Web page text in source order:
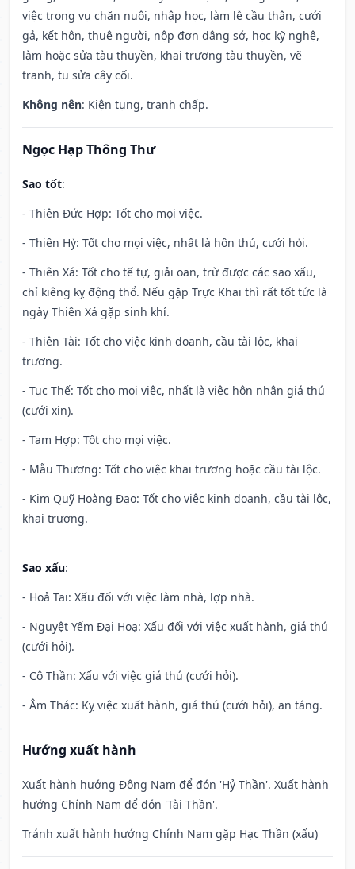
việc trong vụ chăn nuôi, nhập học, làm lễ cầu thân, cưới
gả, kết hôn, thuê người, nộp đơn dâng sớ, học kỹ nghệ,
làm hoặc sửa tàu thuyền, khai trương tàu thuyền, vẽ
tranh, tu sửa cây cối.
Không nên: Kiện tụng, tranh chấp.
Ngọc Hạp Thông Thư
Sao tốt:
- Thiên Đức Hợp: Tốt cho mọi việc.
- Thiên Hỷ: Tốt cho mọi việc, nhất là hôn thú, cưới hỏi.
- Thiên Xá: Tốt cho tế tự, giải oan, trừ được các sao xấu,
chỉ kiêng kỵ động thổ. Nếu gặp Trực Khai thì rất tốt tức là
ngày Thiên Xá gặp sinh khí.
- Thiên Tài: Tốt cho việc kinh doanh, cầu tài lộc, khai
trương.
- Tục Thế: Tốt cho mọi việc, nhất là việc hôn nhân giá thú
(cưới xin).
- Tam Hợp: Tốt cho mọi việc.
- Mẫu Thương: Tốt cho việc khai trương hoặc cầu tài lộc.
- Kim Quỹ Hoàng Đạo: Tốt cho việc kinh doanh, cầu tài lộc,
khai trương.
Sao xấu:
- Hoả Tai: Xấu đối với việc làm nhà, lợp nhà.
- Nguyệt Yếm Đại Hoạ: Xấu đối với việc xuất hành, giá thú
(cưới hỏi).
- Cô Thần: Xấu với việc giá thú (cưới hỏi).
- Âm Thác: Kỵ việc xuất hành, giá thú (cưới hỏi), an táng.
Hướng xuất hành
Xuất hành hướng Đông Nam để đón 'Hỷ Thần'. Xuất hành
hướng Chính Nam để đón 'Tài Thần'.
Tránh xuất hành hướng Chính Nam gặp Hạc Thần (xấu)